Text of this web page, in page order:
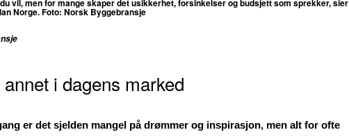
vil, men for mange skaper det usikkerhet, forsinkelser og budsjett som sprekker, sier
Norge. Foto: Norsk Byggebransje
i dagens marked
er det sjelden mangel på drømmer og inspirasjon, men alt for ofte